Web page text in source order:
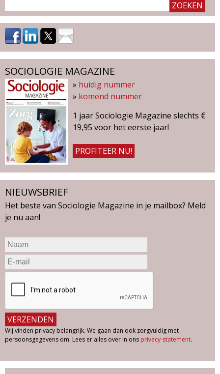
i
n
e
SOCIOLOGIE MAGAZINE
» huidig nummer
» komend nummer
1 jaar Sociologie Magazine slechts €
19,95 voor het eerste jaar!
PROFITEER NU!
NIEUWSBRIEF
Het beste van Sociologie Magazine in je mailbox? Meld
je nu aan!
Wij vinden privacy belangrijk. We gaan dan ook zorgvuldig met
persoonsgegevens om. Lees er alles over in ons privacy-statement.